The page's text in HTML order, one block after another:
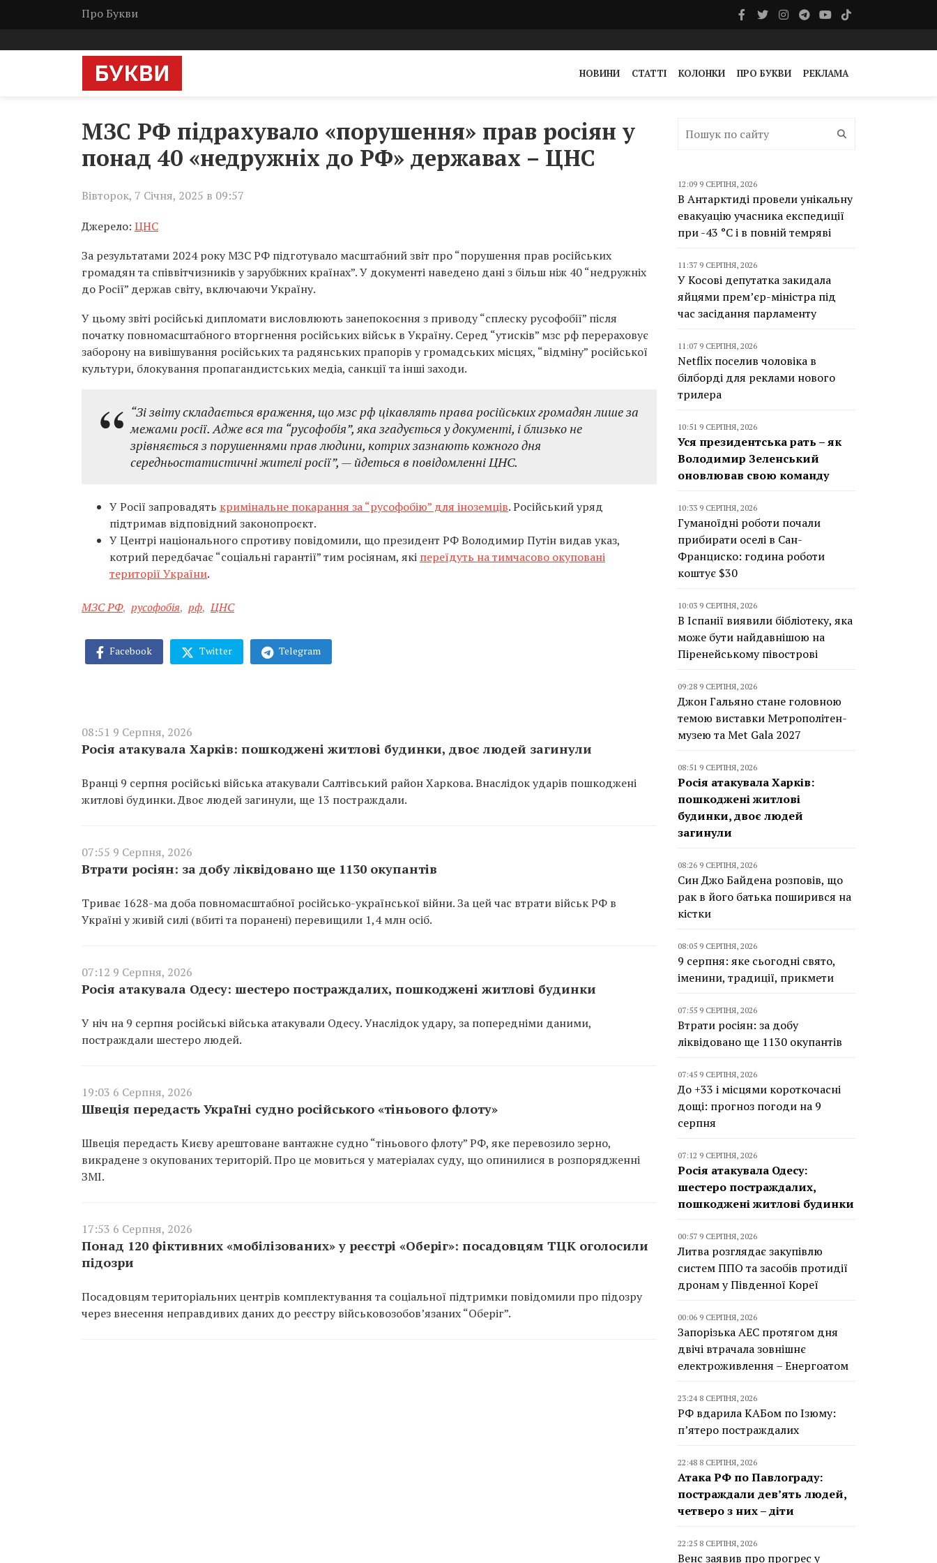
Про Букви
НОВИНИ СТАТТІ КОЛОНКИ ПРО БУКВИ РЕКЛАМА
МЗС РФ підрахувало «порушення» прав росіян у
понад 40 «недружніх до РФ» державах – ЦНС
Вівторок, 7 Січня, 2025 в 09:57
Джерело: ЦНС
За результатами 2024 року МЗС РФ підготувало масштабний звіт про “порушення прав російських
громадян та співвітчизників у зарубіжних країнах”. У документі наведено дані з більш ніж 40 “недружніх
до Росії” держав світу, включаючи Україну.
У цьому звіті російські дипломати висловлюють занепокоєння з приводу “сплеску русофобії” після
початку повномасштабного вторгнення російських військ в Україну. Серед “утисків” мзс рф перераховує
заборону на вивішування російських та радянських прапорів у громадських місцях, “відміну” російської
культури, блокування пропагандистських медіа, санкції та інші заходи.
“Зі звіту складається враження, що мзс рф цікавлять права російських громадян лише за
межами росії. Адже вся та “русофобія”, яка згадується у документі, і близько не
зрівняється з порушеннями прав людини, котрих зазнають кожного дня
середньостатистичні жителі росії”, — йдеться в повідомленні ЦНС.
У Росії запровадять кримінальне покарання за “русофобію” для іноземців. Російський уряд
підтримав відповідний законопроєкт.
У Центрі національного спротиву повідомили, що президент РФ Володимир Путін видав указ,
котрий передбачає “соціальні гарантії” тим росіянам, які переїдуть на тимчасово окуповані
території України.
МЗС РФ, русофобія, рф, ЦНС
Facebook Twitter Telegram
08:51 9 Серпня, 2026
Росія атакувала Харків: пошкоджені житлові будинки, двоє людей загинули
Вранці 9 серпня російські війська атакували Салтівський район Харкова. Внаслідок ударів пошкоджені
житлові будинки. Двоє людей загинули, ще 13 постраждали.
07:55 9 Серпня, 2026
Втрати росіян: за добу ліквідовано ще 1130 окупантів
Триває 1628-ма доба повномасштабної російсько-української війни. За цей час втрати військ РФ в
Україні у живій силі (вбиті та поранені) перевищили 1,4 млн осіб.
07:12 9 Серпня, 2026
Росія атакувала Одесу: шестеро постраждалих, пошкоджені житлові будинки
У ніч на 9 серпня російські війська атакували Одесу. Унаслідок удару, за попередніми даними,
постраждали шестеро людей.
19:03 6 Серпня, 2026
Швеція передасть Україні судно російського «тіньового флоту»
Швеція передасть Києву арештоване вантажне судно “тіньового флоту” РФ, яке перевозило зерно,
викрадене з окупованих територій. Про це мовиться у матеріалах суду, що опинилися в розпорядженні
ЗМІ.
17:53 6 Серпня, 2026
Понад 120 фіктивних «мобілізованих» у реєстрі «Оберіг»: посадовцям ТЦК оголосили
підозри
Посадовцям територіальних центрів комплектування та соціальної підтримки повідомили про підозру
через внесення неправдивих даних до реєстру військовозобов’язаних “Оберіг”.
12:09 9 СЕРПНЯ, 2026
В Антарктиді провели унікальну
евакуацію учасника експедиції
при -43 °C і в повній темряві
11:37 9 СЕРПНЯ, 2026
У Косові депутатка закидала
яйцями прем’єр-міністра під
час засідання парламенту
11:07 9 СЕРПНЯ, 2026
Netflix поселив чоловіка в
білборді для реклами нового
трилера
10:51 9 СЕРПНЯ, 2026
Уся президентська рать – як
Володимир Зеленський
оновлював свою команду
10:33 9 СЕРПНЯ, 2026
Гуманоїдні роботи почали
прибирати оселі в Сан-
Франциско: година роботи
коштує $30
10:03 9 СЕРПНЯ, 2026
В Іспанії виявили бібліотеку, яка
може бути найдавнішою на
Піренейському півострові
09:28 9 СЕРПНЯ, 2026
Джон Гальяно стане головною
темою виставки Метрополітен-
музею та Met Gala 2027
08:51 9 СЕРПНЯ, 2026
Росія атакувала Харків:
пошкоджені житлові
будинки, двоє людей
загинули
08:26 9 СЕРПНЯ, 2026
Син Джо Байдена розповів, що
рак в його батька поширився на
кістки
08:05 9 СЕРПНЯ, 2026
9 серпня: яке сьогодні свято,
іменини, традиції, прикмети
07:55 9 СЕРПНЯ, 2026
Втрати росіян: за добу
ліквідовано ще 1130 окупантів
07:45 9 СЕРПНЯ, 2026
До +33 і місцями короткочасні
дощі: прогноз погоди на 9
серпня
07:12 9 СЕРПНЯ, 2026
Росія атакувала Одесу:
шестеро постраждалих,
пошкоджені житлові будинки
00:57 9 СЕРПНЯ, 2026
Литва розглядає закупівлю
систем ППО та засобів протидії
дронам у Південної Кореї
00:06 9 СЕРПНЯ, 2026
Запорізька АЕС протягом дня
двічі втрачала зовнішнє
електроживлення – Енергоатом
23:24 8 СЕРПНЯ, 2026
РФ вдарила КАБом по Ізюму:
п’ятеро постраждалих
22:48 8 СЕРПНЯ, 2026
Атака РФ по Павлограду:
постраждали дев’ять людей,
четверо з них – діти
22:25 8 СЕРПНЯ, 2026
Венс заявив про прогрес у